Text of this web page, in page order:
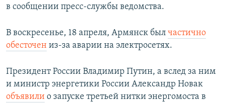
в сообщении пресс-службы ведомства.
В воскресенье, 18 апреля, Армянск был частично
обесточен из-за аварии на электросетях.
Президент России Владимир Путин, а вслед за ним
и министр энергетики России Александр Новак
объявили о запуске третьей нитки энергомоста в